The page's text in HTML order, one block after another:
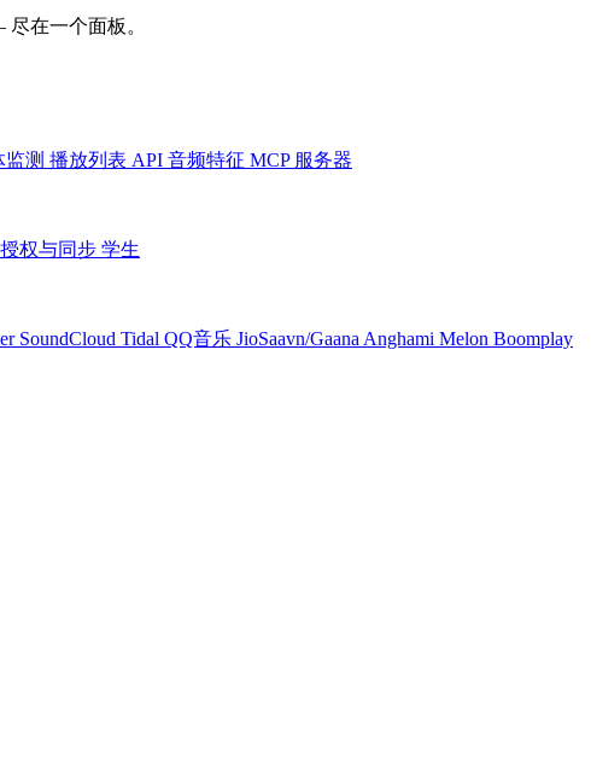
在一个面板。
测 播放列表 API 音频特征 MCP 服务器
授权与同步 学生
SoundCloud Tidal QQ音乐 JioSaavn/Gaana Anghami Melon Boomplay